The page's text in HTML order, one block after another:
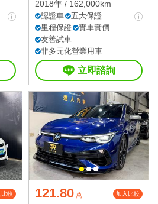
2018年 / 162,000km
認證車
五大保證
里程保證
實車實價
友善試車
非多元化營業用車
立即諮詢
較 121.80 萬 加入比較